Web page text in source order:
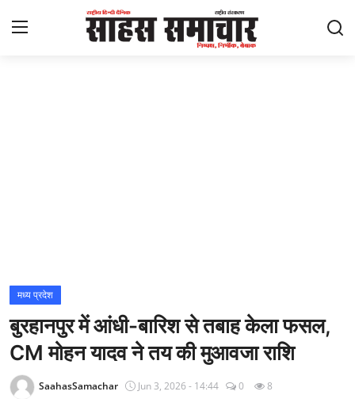
राज्य
अंतराष्ट्रीय
मध्य प्रदेश
बुरहानपुर में आंधी-बारिश से तबाह केला फसल,
CM मोहन यादव ने तय की मुआवजा राशि
SaahasSamachar Jun 3, 2026 - 14:44 0 8